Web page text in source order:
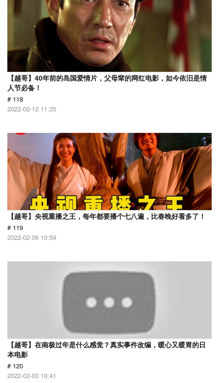
【越哥】40年前的岛国爱情片，父母辈的网红电影，如今依旧是情
人节必备！
# 118
2022-02-12 11:25
【越哥】央视重播之王，每年都要播个七八遍，比春晚好看多了！
# 119
2022-02-06 10:59
【越哥】在南极过年是什么感觉？真实事件改编，暖心又暖胃的日
本电影
# 120
2022-02-03 10:41